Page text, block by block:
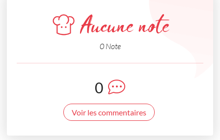
Aucune note
0 Note
0
Voir les commentaires